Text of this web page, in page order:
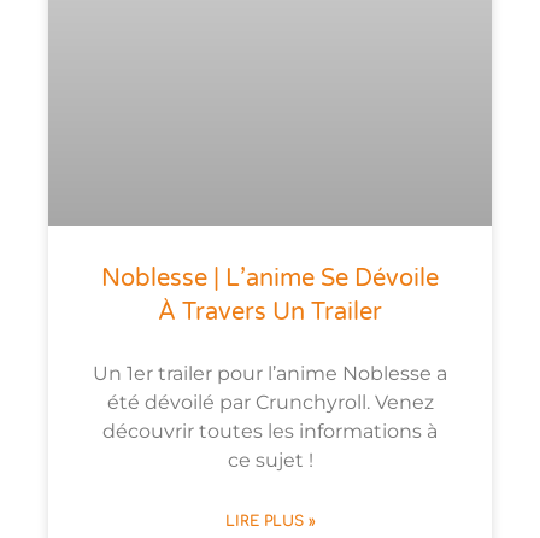
Noblesse | L’anime Se Dévoile
À Travers Un Trailer
Un 1er trailer pour l’anime Noblesse a
été dévoilé par Crunchyroll. Venez
découvrir toutes les informations à
ce sujet !
LIRE PLUS »